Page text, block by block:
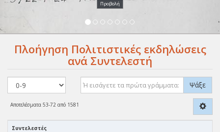
Προβολή
Πλοήγηση Πολιτιστικές εκδηλώσεις
ανά Συντελεστή
Ψάξε
Αποτελέσματα 53-72 από 1581
Συντελεστές